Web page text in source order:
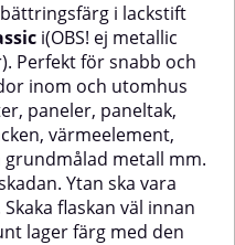
bättringsfärg i lackstift
i(OBS! ej metallic
Perfekt för snabb och
inom och utomhus
paneler, paneltak,
värmeelement,
metall mm.
Ytan ska vara
flaskan väl innan
lager färg med den